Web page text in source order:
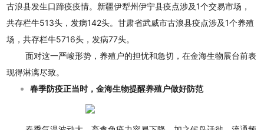
古浪县发生口蹄疫疫情。新疆伊犁州伊宁县疫点涉及1个交易市场，
共存栏牛513头，发病142头。甘肃省武威市古浪县疫点涉及1个养殖
场，共存栏牛5716头，发病77头。
面对这一严峻形势，养殖户的担忧和急切，在金海生物展台前表
现得淋漓尽致。
春季防疫正当时，金海生物提醒养殖户做好防范